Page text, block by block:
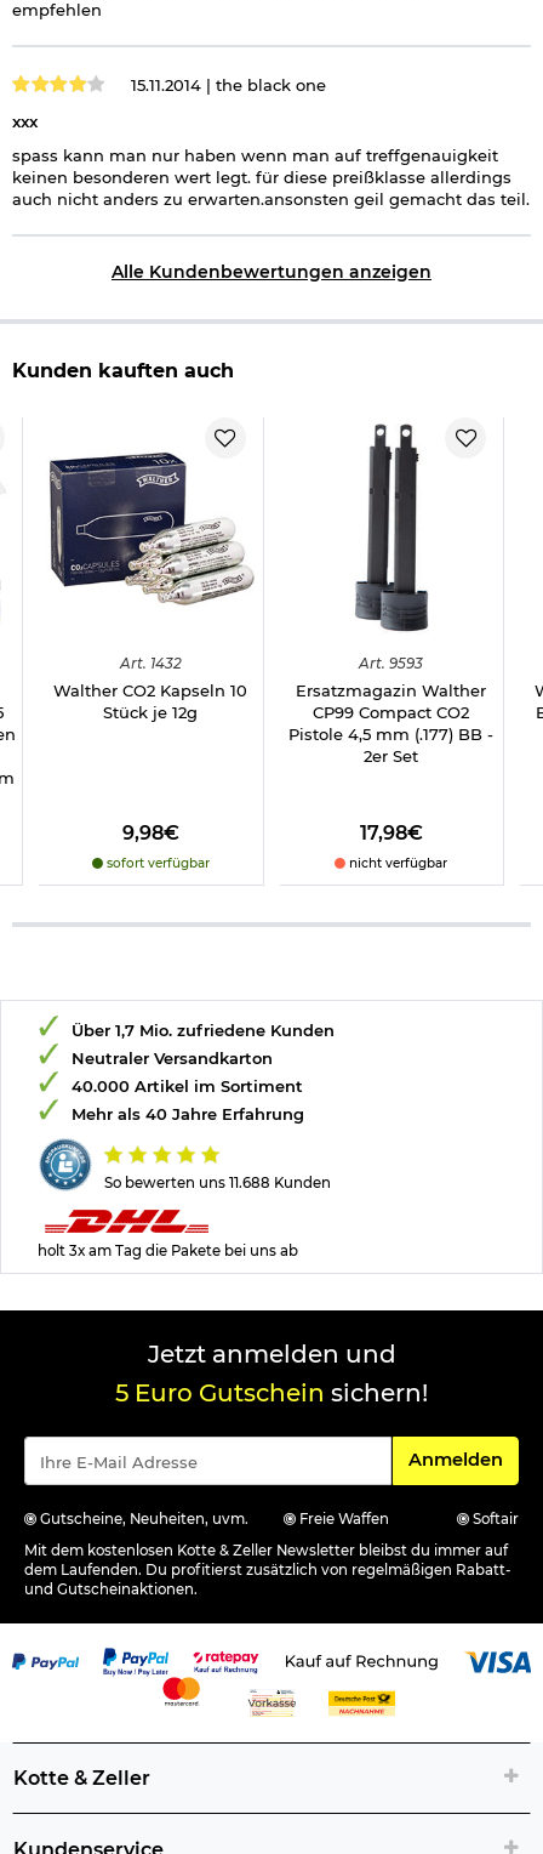
empfehlen
15.11.2014 | the black one
xxx
spass kann man nur haben wenn man auf treffgenauigkeit
keinen besonderen wert legt. für diese preißklasse allerdings
auch nicht anders zu erwarten.ansonsten geil gemacht das teil.
Alle Kundenbewertungen anzeigen
Kunden kauften auch
Art. 1432
Walther CO2 Kapseln 10
Stück je 12g
9,98€
sofort verfügbar
Art. 9593
Ersatzmagazin Walther
CP99 Compact CO2
Pistole 4,5 mm (.177) BB -
2er Set
17,98€
nicht verfügbar
So bewerten uns 11.688 Kunden
Über 1,7 Mio. zufriedene Kunden
Neutraler Versandkarton
40.000 Artikel im Sortiment
Mehr als 40 Jahre Erfahrung
holt 3x am Tag die Pakete bei uns ab
Jetzt anmelden und
5 Euro Gutschein sichern!
Für den
Anmelden
Gutscheine, Neuheiten, uvm. Freie Waffen
Softair
Mit dem kostenlosen Kotte & Zeller Newsletter bleibst du immer auf
dem Laufenden. Du profitierst zusätzlich von regelmäßigen Rabatt-
und Gutscheinaktionen.
Kotte & Zeller
Kundenservice